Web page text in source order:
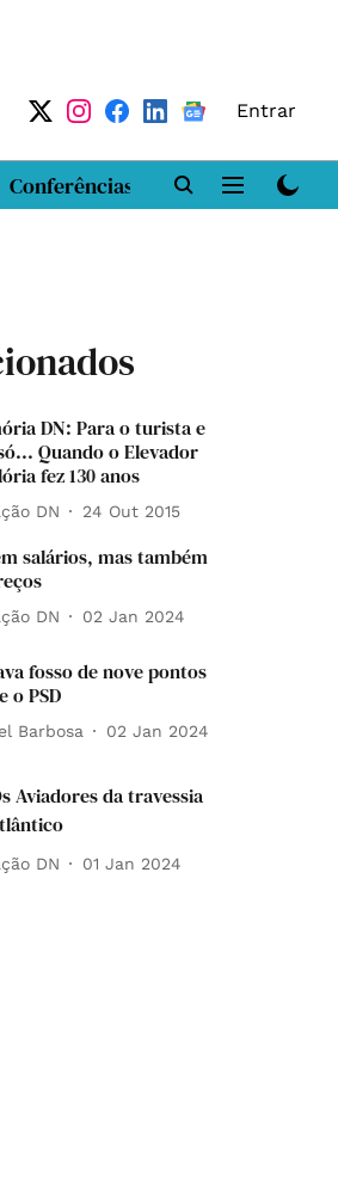
Entrar
Conferências DN LAB
DN: Para o turista e
Quando o Elevador
fez 130 anos
DN 24 Out 2015
salários, mas também
DN 02 Jan 2024
fosso de nove pontos
o PSD
Barbosa 02 Jan 2024
Aviadores da travessia
DN 01 Jan 2024